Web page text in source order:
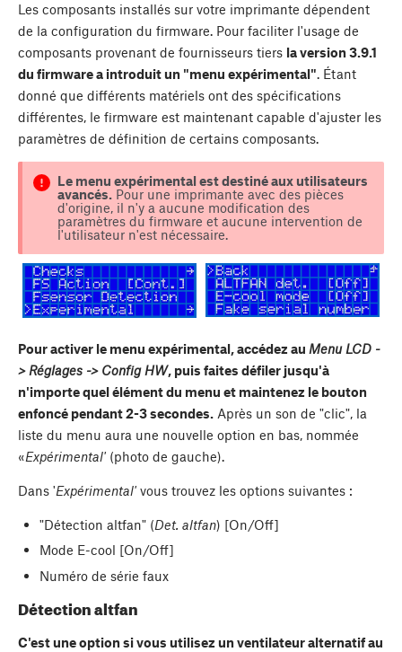
Les composants installés sur votre imprimante dépendent
de la configuration du firmware. Pour faciliter l'usage de
composants provenant de fournisseurs tiers la version 3.9.1
du firmware a introduit un "menu expérimental". Étant
donné que différents matériels ont des spécifications
différentes, le firmware est maintenant capable d'ajuster les
paramètres de définition de certains composants.
Le menu expérimental est destiné aux utilisateurs
avancés.Pour une imprimante avec des pièces
d'origine, il n'y a aucune modification des
paramètres du firmware et aucune intervention de
l'utilisateur n'est nécessaire.
Pour activer le menu expérimental, accédez au Menu LCD -
> Réglages -> Config HW, puis faites défiler jusqu'à
n'importe quel élément du menu et maintenez le bouton
enfoncé pendant 2-3 secondes. Après un son de "clic", la
liste du menu aura une nouvelle option en bas, nommée
«Expérimental' (photo de gauche).
Dans 'Expérimental' vous trouvez les options suivantes :
"Détection altfan" (Det. altfan) [On/Off]
Mode E-cool [On/Off]
Numéro de série faux
Détection altfan
C'est une option si vous utilisez un ventilateur alternatif au